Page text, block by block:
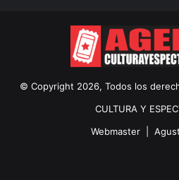
© Copyright 2026, Todos los
CULTURA Y
Webmaster |